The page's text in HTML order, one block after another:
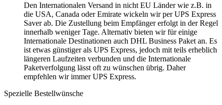
Den Internationalen Versand in nicht EU Länder wie z.B. in
die USA, Canada oder Emirate wickeln wir per UPS Express
Saver ab. Die Zustellung beim Empfänger erfolgt in der Regel
innerhalb weniger Tage. Alternativ bieten wir für einige
Internationale Destinationen auch DHL Business Paket an. Es
ist etwas günstiger als UPS Express, jedoch mit teils erheblich
längeren Laufzeiten verbunden und die Internationale
Paketverfolgung lässt oft zu wünschen übrig. Daher
empfehlen wir immer UPS Express.
Spezielle Bestellwünsche